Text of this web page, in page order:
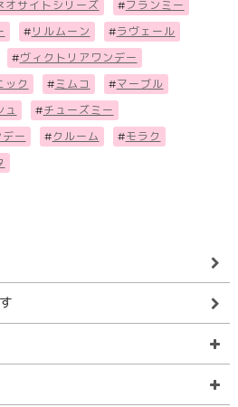
オサイトシリーズ #フランミー
# リルムーン #ラヴェール
#ヴィクトリアワンデー
ック #ミムコ #マーブル
ュ #チューズミー
ー #クルーム #モラク